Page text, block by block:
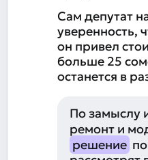
Сам депутат
уверенность,
он привел
больше 25
останется в
По замыслу
ремонт и
решение